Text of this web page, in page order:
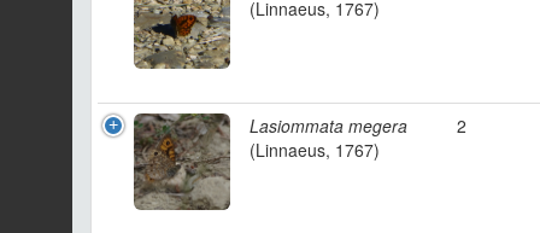
(Linnaeus, 1767)
Lasiommata megera
(Linnaeus, 1767)
2